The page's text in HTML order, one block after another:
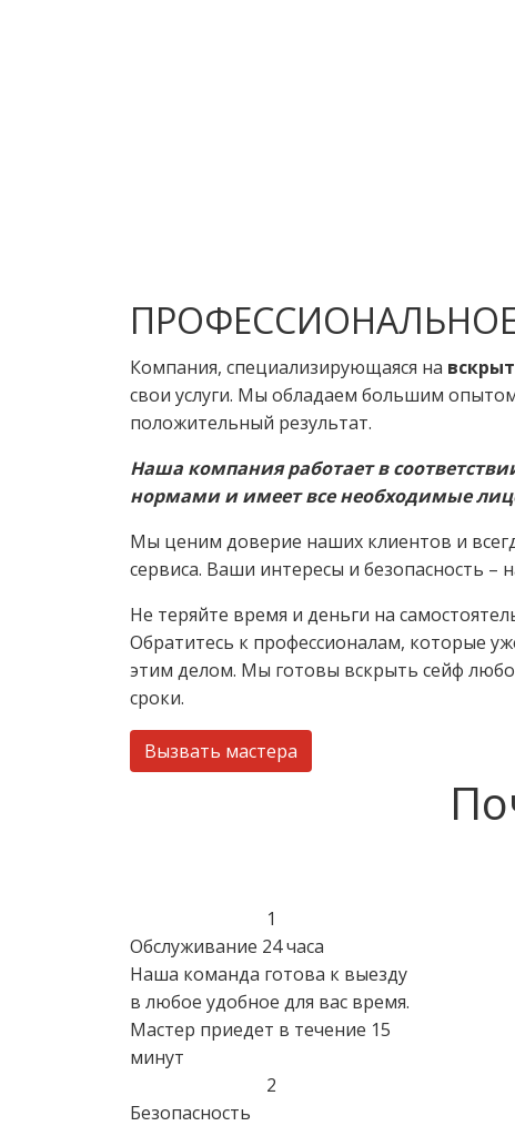
Компания, специализирующаяся на
свои услуги. Мы обладаем большим
положительный результат.
Наша компания работает в
нормами и имеет все необходимые
Мы ценим доверие наших клиентов и
сервиса. Ваши интересы и безопасность –
Не теряйте время и деньги на
Обратитесь к профессионалам, которые
этим делом. Мы готовы вскрыть сейф
сроки.
Вызвать мастера
1
Обслуживание 24 часа
Наша команда готова к выезду
в любое удобное для вас время.
Мастер приедет в течение 15
минут
2
Безопасность